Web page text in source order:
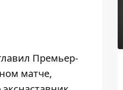
Премьер-
матче,